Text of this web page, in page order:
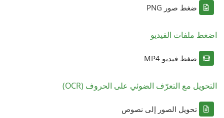
ضغط صور PNG
اضغط ملفات الفيديو
ضغط فيديو MP4
التحويل مع التعرّف الضوئي على الحروف (OCR)
تحويل الصور إلى نصوص